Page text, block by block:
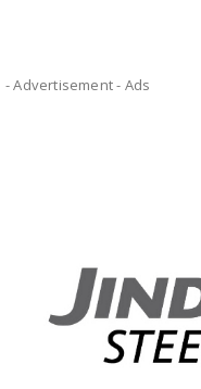
- Advertisement - Ads